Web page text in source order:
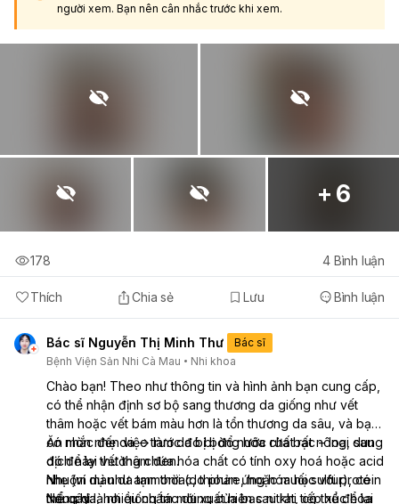
người xem. Bạn nên cân nhắc trước khi xem.
+ 6
Thích Chia sẻ Lưu Bình luận
178 4 Bình luận
Bác sĩ Nguyễn Thị Minh Thư
Bác sĩ
Bệnh Viện Sản Nhi Cà Mau
Nhi khoa
Chào bạn! Theo như thông tin và hình ảnh bạn cung cấp,
có thể nhận định sơ bộ sang thương da giống như vết
thâm hoặc vết bám màu hơn là tổn thương da sâu, và bạn
có nhắc đến việc trước đó bị đổ nước rửa bạc – loại dung
dịch này thường chứa hóa chất có tính oxy hoá hoặc acid
nhẹ (ví dụ như ammoniac, thioure, hoặc muối sulfur), có
thể gây:
Ăn mòn nhẹ da → làm da bị bỏng hóa chất rất nông, sau
đó để lại vết thâm đen.
Nhuộm màu da tạm thời (do phản ứng hóa học với protein
trong da, hơi giống tác dụng của bạc nitrat, có thể để lại
Nếu chỉ là nhiều chấm mới xuất hiện sau khi tiếp xúc hóa